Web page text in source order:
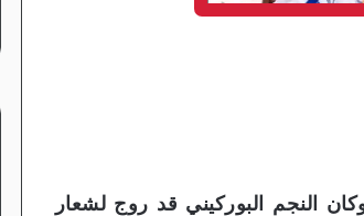
النجم البوركيني قد روج لشعار